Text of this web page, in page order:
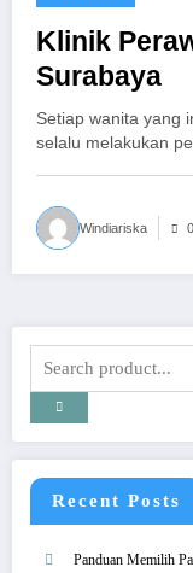
Klinik
Surabaya
Setiap wanita yang
selalu melakukan
Windiariska
Recent Posts
Panduan Memilih